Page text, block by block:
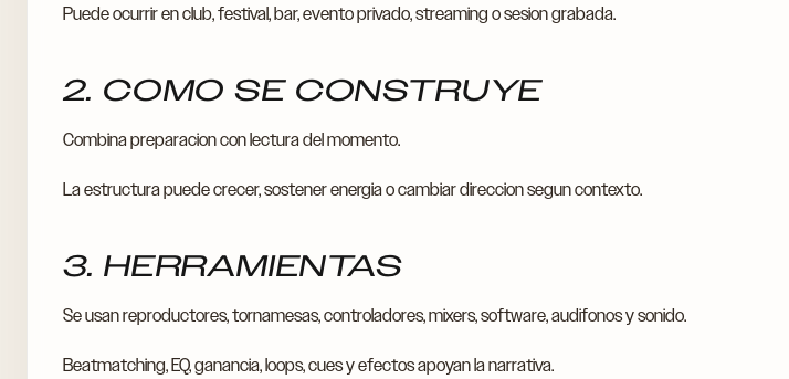
Puede ocurrir en club, festival, bar, evento privado, streaming o sesion grabada.
2. COMO SE CONSTRUYE
Combina preparacion con lectura del momento.
La estructura puede crecer, sostener energia o cambiar direccion segun contexto.
3. HERRAMIENTAS
Se usan reproductores, tornamesas, controladores, mixers, software, audifonos y sonido.
Beatmatching, EQ, ganancia, loops, cues y efectos apoyan la narrativa.